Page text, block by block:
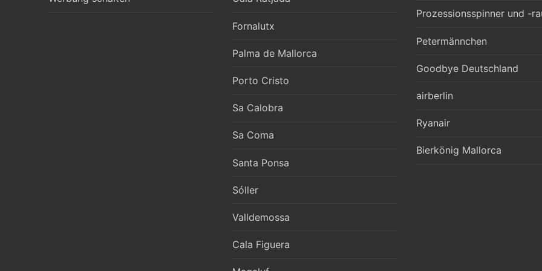
Fornalutx
Palma de Mallorca
Porto Cristo
Sa Calobra
Sa Coma
Santa Ponsa
Sóller
Valldemossa
Cala Figuera
Prozessionsspinner und -
Petermännchen
Goodbye Deutschland
airberlin
Ryanair
Bierkönig Mallorca